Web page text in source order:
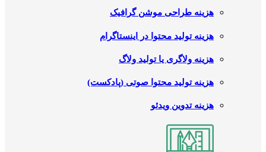
هزینه طراحی موشن گرافیک
هزینه تولید محتوا در اینستاگرام
هزینه ولاگری یا تولید ولاگ
هزینه تولید محتوا صوتی (پادکست)
هزینه تدوین ویدئو